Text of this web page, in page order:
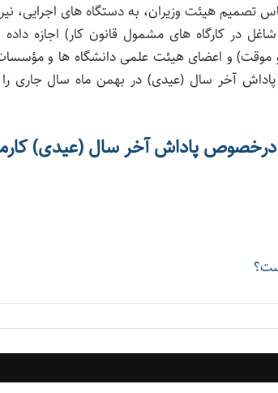
تصمیم هیئت وزیران، به دستگاه های اجرایی،
شاغل در کارگاه های مشمول قانون کار) اجازه
موقت) و اعضای هیئت علمی دانشگاه­ ها و
پاداش آخر سال (عیدی) در بهمن ماه سال جاری
درخصوص پاداش آخر سال (عیدی)